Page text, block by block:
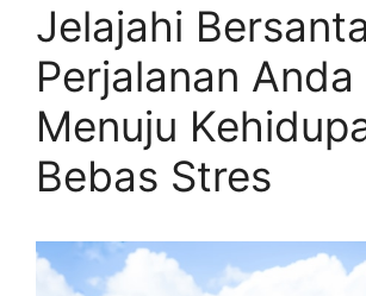
Jelajahi
Perjalanan Anda
Menuju
Bebas Stres